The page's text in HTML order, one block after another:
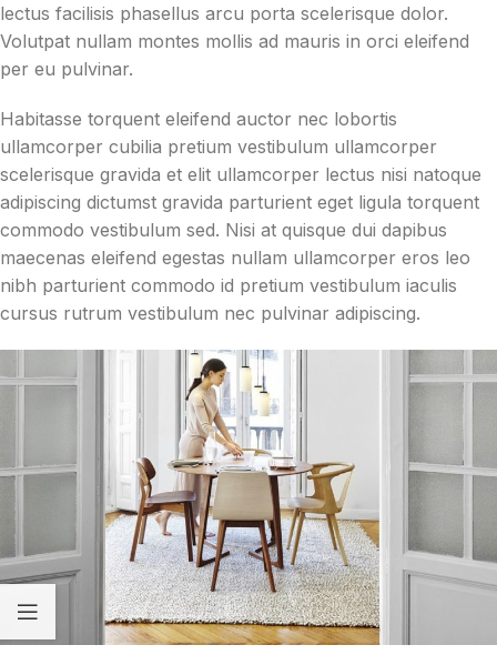
lectus facilisis phasellus arcu porta scelerisque dolor.
Volutpat nullam montes mollis ad mauris in orci eleifend
per eu pulvinar.
Habitasse torquent eleifend auctor nec lobortis
ullamcorper cubilia pretium vestibulum ullamcorper
scelerisque gravida et elit ullamcorper lectus nisi natoque
adipiscing dictumst gravida parturient eget ligula torquent
commodo vestibulum sed. Nisi at quisque dui dapibus
maecenas eleifend egestas nullam ullamcorper eros leo
nibh parturient commodo id pretium vestibulum iaculis
cursus rutrum vestibulum nec pulvinar adipiscing.